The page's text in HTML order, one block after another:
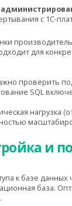
с 1С-
для
проверить
SQL
нагрузка
и
к базе
база.